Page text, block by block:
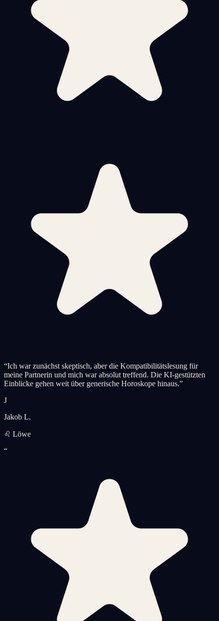
“Ich war zunächst skeptisch, aber die Kompatibilitätslesung für
meine Partnerin und mich war absolut treffend. Die KI-gestützten
Einblicke gehen weit über generische Horoskope hinaus.”
J
Jakob L.
♌ Löwe
“